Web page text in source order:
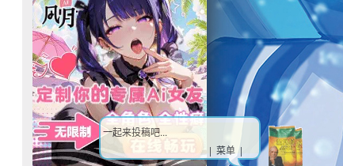
一起来投稿吧...
| 菜单 |